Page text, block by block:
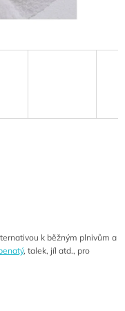
k běžným plnivům a
, talek, jíl atd., pro